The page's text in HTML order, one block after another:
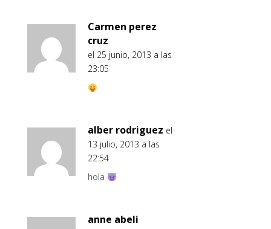
Carmen perez
cruz
el 25 junio, 2013 a las
23:05
alber rodriguez el
13 julio, 2013 a las
22:54
hola
anne abeli